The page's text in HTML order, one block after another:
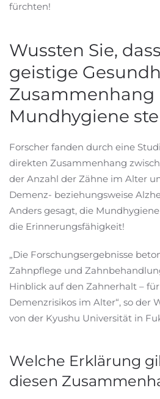
fürchten!
Wussten Sie,
geistige
Zusammenhang
Mundhygiene
Forscher fanden durch eine
direkten Zusammenhang
der Anzahl der Zähne im Alter
Demenz- beziehungsweise
Anders gesagt, die
die Erinnerungsfähigkeit!
„Die Forschungsergebnisse
Zahnpflege und
Hinblick auf den Zahnerhalt –
Demenzrisikos im Alter“, so der
von der Kyushu Universität in
Welche Erklärung
diesen